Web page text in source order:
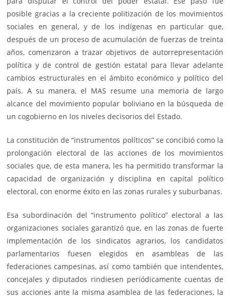
posible gracias a la creciente politización de los movimientos
sociales en general, y de los indígenas en particular que,
después de un proceso de acumulación de fuerzas de treinta
años, comenzaron a trazar objetivos de autorrepresentación
política y de control de gestión estatal para llevar adelante
cambios estructurales en el ámbito económico y político del
país. A su manera, el MAS resume una memoria de largo
alcance del movimiento popular boliviano en la búsqueda de
un cogobierno en los niveles decisorios del Estado.
La constitución de “instrumentos políticos” se concibió como la
prolongación electoral de las acciones de los movimientos
sociales que, de esta manera, les ha permitido transformar la
capacidad de organización y disciplina en capital político
electoral, con enorme éxito en las zonas rurales y suburbanas.
Esa subordinación del “instrumento político” electoral a las
organizaciones sociales garantizó que, en las zonas de fuerte
implementación de los sindicatos agrarios, los candidatos
parlamentarios fuesen elegidos en asambleas de las
federaciones campesinas, así como también que intendentes,
concejales y diputados rindiesen periódicamente cuentas de
sus acciones ante la misma asamblea de las federaciones, la